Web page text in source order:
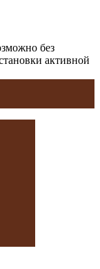
без
активной